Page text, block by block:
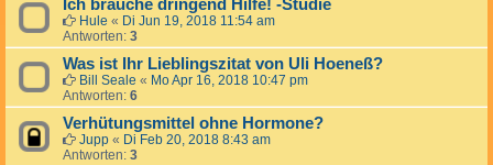
Ich brauche dringend Hilfe! -Studie
Hule « Di Jun 19, 2018 11:54 am
Antworten: 3
Was ist Ihr Lieblingszitat von Uli Hoeneß?
Bill Seale « Mo Apr 16, 2018 10:47 pm
Antworten: 6
Verhütungsmittel ohne Hormone?
Jupp « Di Feb 20, 2018 8:43 am
Antworten: 3